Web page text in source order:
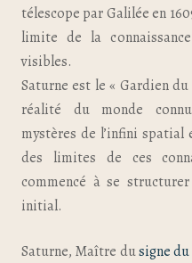
télescope par Galilée en
limite de la
visibles.
Saturne est le « Gardien
réalité du monde
mystères de l’infini spatial
des limites de ces
commencé à se
initial.
Saturne, Maître dusigne